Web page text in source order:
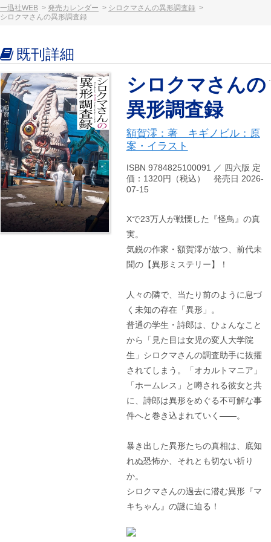
一迅社WEB 発売カレンダー
シロクマさんの異形調査録
シロクマさんの異形調査録
既刊詳細
シロクマさんの
異形調査録
額賀澪：著 キギノビル：原
案・イラスト
ISBN 9784825100091 ／ 四六版 定
価：1320円（税込） 発売日 2026-
07-15
Xで23万人が戦慄した『怪鳥』の真
実。
気鋭の作家・額賀澪が放つ、前代未
聞の【異形ミステリー】！
人々の隣で、当たり前のように息づ
く未知の存在「異形」。
普通の学生・詩郎は、ひょんなこと
から「見た目は女児の変人大学院
生」シロクマさんの調査助手に抜擢
されてしまう。「オカルトマニア」
「ホームレス」と噂される彼女と共
に、詩郎は異形をめぐる不可解な事
件へと巻き込まれていく――。
暴き出した異形たちの真相は、底知
れぬ恐怖か、それとも切ない祈り
か。
シロクマさんの過去に潜む異形『マ
キちゃん』の謎に迫る！